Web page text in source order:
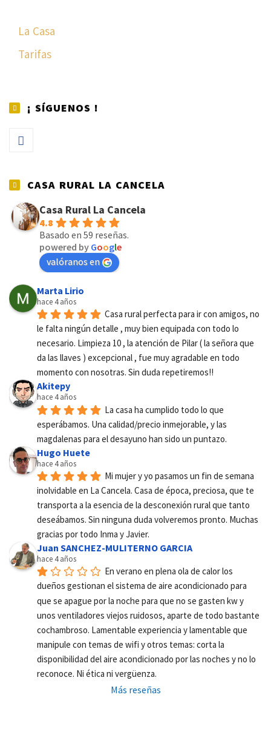
La Casa
Tarifas
¡ SÍGUENOS !
CASA RURAL LA CANCELA
Casa Rural La Cancela
4.8
Basado en 59 reseñas.
powered by Google
valóranos en
Marta Lirio
hace 4 años
Casa rural perfecta para ir con amigos, no
le falta ningún detalle , muy bien equipada con todo lo
necesario. Limpieza 10 , la atención de Pilar ( la señora que
da las llaves ) excepcional , fue muy agradable en todo
momento con nosotras. Sin duda repetiremos!!
Akitepy
hace 4 años
La casa ha cumplido todo lo que
esperábamos. Una calidad/precio inmejorable, y las
magdalenas para el desayuno han sido un puntazo.
Hugo Huete
hace 4 años
Mi mujer y yo pasamos un fin de semana
inolvidable en La Cancela. Casa de época, preciosa, que te
transporta a la esencia de la desconexión rural que tanto
deseábamos. Sin ninguna duda volveremos pronto. Muchas
gracias por todo Inma y Javier.
Juan SANCHEZ-MULITERNO GARCIA
hace 4 años
En verano en plena ola de calor los
dueños gestionan el sistema de aire acondicionado para
que se apague por la noche para que no se gasten kw y
unos ventiladores viejos ruidosos, aparte de todo bastante
cochambroso. Lamentable experiencia y lamentable que
manipule con temas de wifi y otros temas: corta la
disponibilidad del aire acondicionado por las noches y no lo
reconoce. Ni ética ni vergüenza.
Más reseñas